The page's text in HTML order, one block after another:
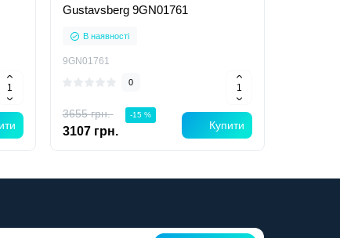
Gustavsberg 9GN01761
В наявності
9GN01761
0
3655 грн. -15 %
3107 грн. Купити